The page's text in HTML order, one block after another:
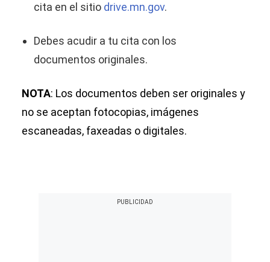
cita en el sitio drive.mn.gov.
Debes acudir a tu cita con los
documentos originales.
NOTA: Los documentos deben ser originales y
no se aceptan fotocopias, imágenes
escaneadas, faxeadas o digitales.